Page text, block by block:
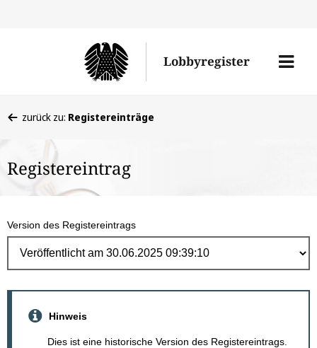
Lobbyregister
Menü
befinden
hier:
zurück zu: Registereinträge
Registereintrag
Version des Registereintrags
Hinweis
Dies ist eine historische Version des Registereintrags.